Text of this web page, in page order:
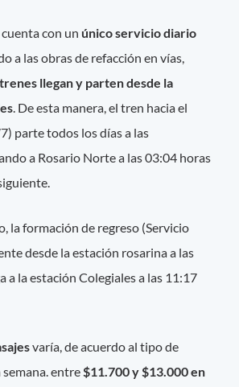
con un único servicio diario
a las obras de refacción en vías,
llegan y parten desde la
. De esta manera, el tren hacia el
parte todos los días a las
a Rosario Nortea las 03:04 horas
la formación de regreso (Servicio
desde la estación rosarina a las
a la estación Colegiales a las 11:17
varía, de acuerdo al tipo de
entre $11.700y $13.000en